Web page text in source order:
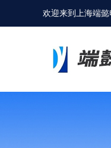
欢迎来到 上海端